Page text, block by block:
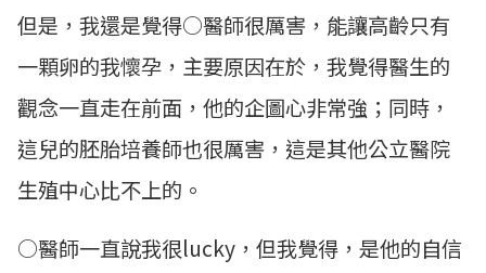
但是，我還是覺得○醫師很厲害，能讓高齡只有
一顆卵的我懷孕，主要原因在於，我覺得醫生的
觀念一直走在前面，他的企圖心非常強；同時，
這兒的胚胎培養師也很厲害，這是其他公立醫院
生殖中心比不上的。
○醫師一直說我很lucky，但我覺得，是他的自信